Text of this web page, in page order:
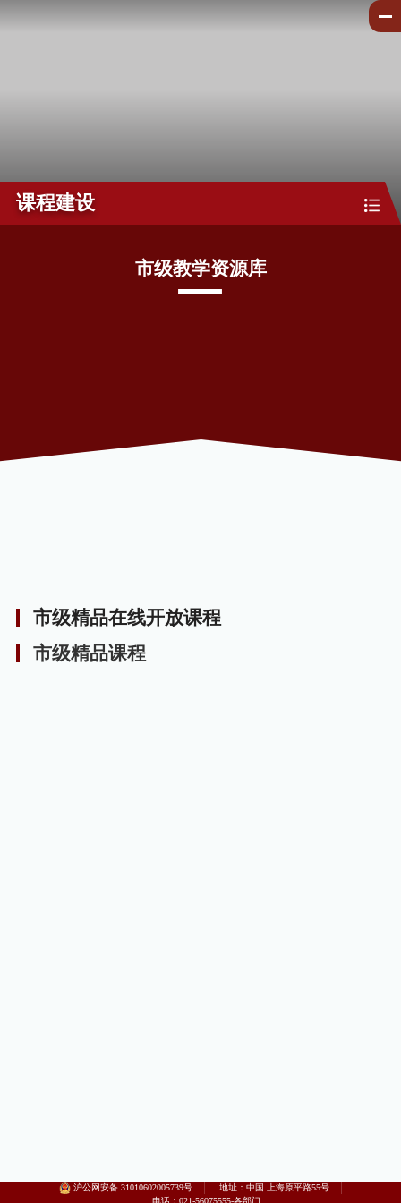
课程建设
市级教学资源库
市级精品在线开放课程
市级精品课程
沪公网安备 31010602005739号
地址：中国 上海原平路55号
电话：021-56075555-各部门